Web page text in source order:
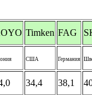
Timken FAG
США Германия
34,4 38,1